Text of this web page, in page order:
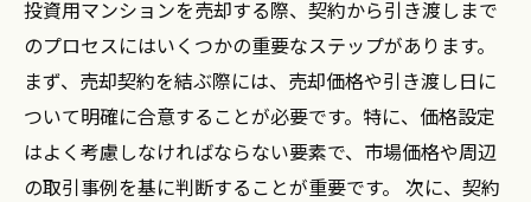
投資用マンションを売却する際、契約から引き渡しまで
のプロセスにはいくつかの重要なステップがあります。
まず、売却契約を結ぶ際には、売却価格や引き渡し日に
ついて明確に合意することが必要です。特に、価格設定
はよく考慮しなければならない要素で、市場価格や周辺
の取引事例を基に判断することが重要です。 次に、契約